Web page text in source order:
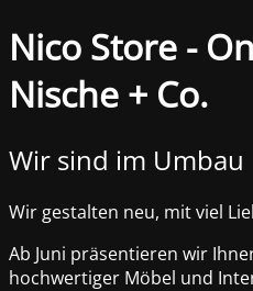
Nico Store -
Nische + Co.
Wir sind im Umbau
Wir gestalten neu, mit viel
Ab Juni präsentieren wir
hochwertiger Möbel und